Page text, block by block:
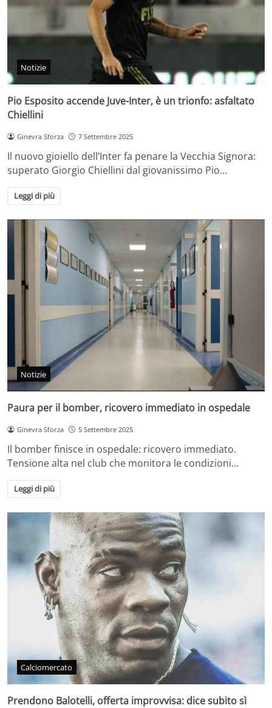
Notizie
Pio Esposito accende Juve-Inter, è un trionfo: asfaltato
Chiellini
Ginevra Sforza 7 Settembre 2025
Il nuovo gioiello dell’Inter fa penare la Vecchia Signora:
superato Giorgio Chiellini dal giovanissimo Pio…
Leggi di più
Notizie
Paura per il bomber, ricovero immediato in ospedale
Ginevra Sforza 5 Settembre 2025
Il bomber finisce in ospedale: ricovero immediato.
Tensione alta nel club che monitora le condizioni…
Leggi di più
Calciomercato
Prendono Balotelli, offerta improvvisa: dice subito sì